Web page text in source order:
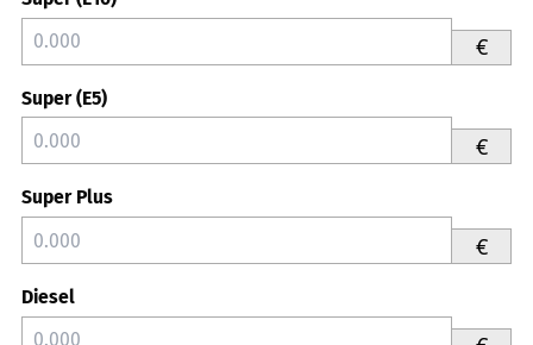
€
Super (E5)
€
Super Plus
€
Diesel